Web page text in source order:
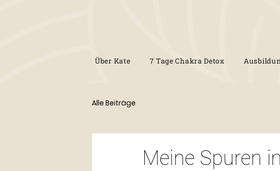
Über Kate 7 Tage Chakra Detox
Alle Beiträge
Meine Spuren